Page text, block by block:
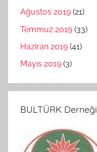
Ağustos 2019 (21)
Temmuz 2019 (33)
Haziran 2019 (41)
Mayıs 2019 (3)
BULTÜRK Derneği